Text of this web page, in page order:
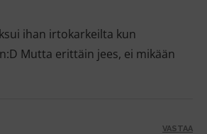
ihan irtokarkeilta kun
Mutta erittäin jees, ei mikään
VASTAA